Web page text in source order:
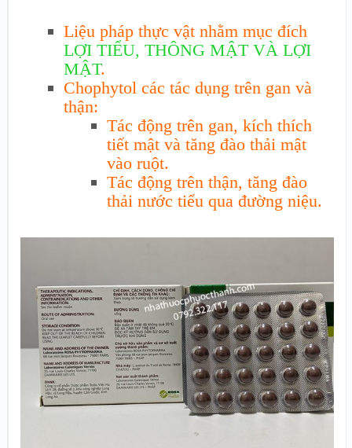
Liệu pháp thực vật nhằm mục đích
LỢI TIỂU, THÔNG MẬT VÀ LỢI
MẬT.
Chophytol các tác dụng trên gan và
thận:
Tác động trên gan, kích thích
tiết mật và tăng đào thải mật
vào ruột.
Tác động trên thận, tăng đào
thải nước tiểu qua đường niệu.